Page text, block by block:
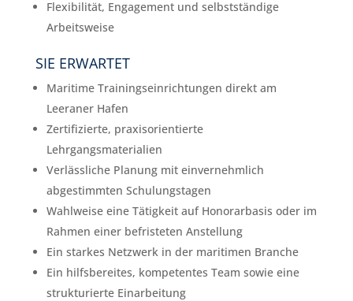
Flexibilität, Engagement und selbstständige
Arbeitsweise
SIE ERWARTET
Maritime Trainingseinrichtungen direkt am
Leeraner Hafen
Zertifizierte, praxisorientierte
Lehrgangsmaterialien
Verlässliche Planung mit einvernehmlich
abgestimmten Schulungstagen
Wahlweise eine Tätigkeit auf Honorarbasis oder im
Rahmen einer befristeten Anstellung
Ein starkes Netzwerk in der maritimen Branche
Ein hilfsbereites, kompetentes Team sowie eine
strukturierte Einarbeitung